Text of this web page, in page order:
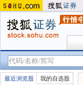
最近浏览股 我的自选股